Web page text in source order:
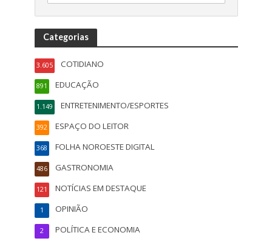
Categorias
COTIDIANO
3.605
EDUCAÇÃO
891
ENTRETENIMENTO/ESPORTES
1.149
ESPAÇO DO LEITOR
392
FOLHA NOROESTE DIGITAL
368
GASTRONOMIA
486
NOTÍCIAS EM DESTAQUE
121
OPINIÃO
1
POLÍTICA E ECONOMIA
2